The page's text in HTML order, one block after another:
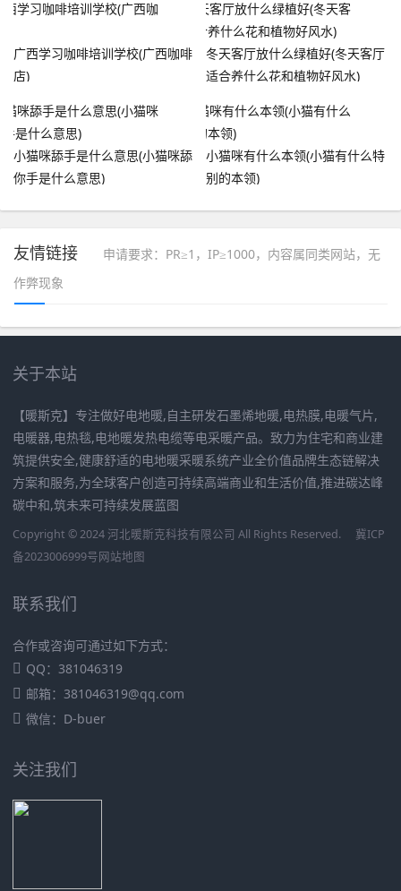
广西学习咖啡培训学校(广西咖啡
店)
冬天客厅放什么绿植好(冬天客厅
适合养什么花和植物好风水)
小猫咪舔手是什么意思(小猫咪舔
你手是什么意思)
小猫咪有什么本领(小猫有什么特
别的本领)
友情链接
申请要求：PR≥1，IP≥1000，内容属同类网站，无
作弊现象
关于本站
【暖斯克】专注做好电地暖,自主研发石墨烯地暖,电热膜,电暖气片,
电暖器,电热毯,电地暖发热电缆等电采暖产品。致力为住宅和商业建
筑提供安全,健康舒适的电地暖采暖系统产业全价值品牌生态链解决
方案和服务,为全球客户创造可持续高端商业和生活价值,推进碳达峰
碳中和,筑未来可持续发展蓝图
Copyright © 2024 河北暖斯克科技有限公司 All Rights Reserved.
冀ICP
备2023006999号网站地图
联系我们
合作或咨询可通过如下方式：
QQ：381046319
邮箱：381046319@qq.com
微信：D-buer
关注我们